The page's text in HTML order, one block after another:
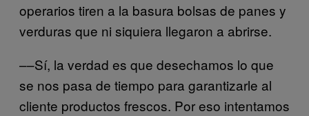
operarios tiren a la basura bolsas de panes y
verduras que ni siquiera llegaron a abrirse.
––Sí, la verdad es que desechamos lo que
se nos pasa de tiempo para garantizarle al
cliente productos frescos. Por eso intentamos